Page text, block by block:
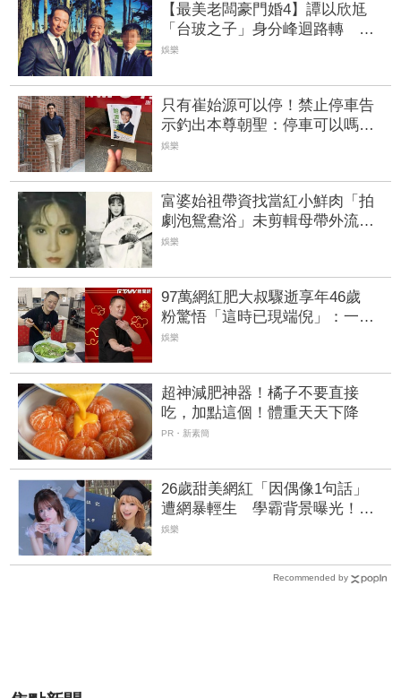
【最美老闆豪門婚4】譚以欣尪
「台玻之子」身分峰迴路轉 企
業界都市傳說一次看 | FTNN 新
娛樂
只有崔始源可以停！禁止停車告
示釣出本尊朝聖：停車可以嗎
店員粉絲嚇傻
娛樂
富婆始祖帶資找當紅小鮮肉「拍
劇泡鴛鴦浴」未剪輯母帶外流
遭酸「西門大媽」真實年齡曝
娛樂
97萬網紅肥大叔驟逝享年46歲
粉驚悟「這時已現端倪」：一直
覺得不對勁
娛樂
超神減肥神器！橘子不要直接
吃，加點這個！體重天天下降
PR・新素簡
26歲甜美網紅「因偶像1句話」
遭網暴輕生 學霸背景曝光！曾
當酒店小姐收入破億
娛樂
Recommended by